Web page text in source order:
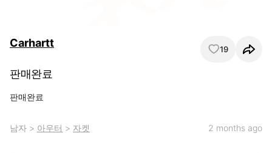
Carhartt 19
판매완료
판매완료
남자 > 아우터 > 자켓 2 months ago